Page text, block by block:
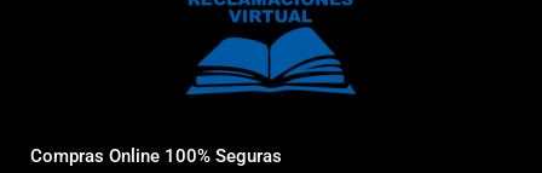
Compras Online 100% Seguras